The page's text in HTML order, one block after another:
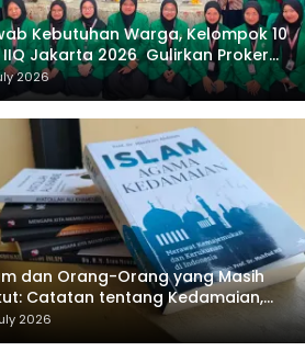
Kebutuhan Warga, Kelompok 10
IIQ Jakarta 2026 Gulirkan Proker
Al-Qur’an di Sukamanah
2026
dan Orang-Orang yang Masih
Catatan tentang Kedamaian,
dan Negara dalam
Masykuri Abdillah
2026